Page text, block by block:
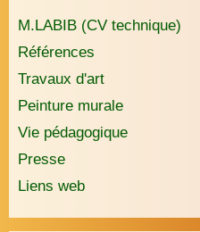
M.LABIB (CV technique)
Références
Travaux d'art
Peinture murale
Vie pédagogique
Presse
Liens web